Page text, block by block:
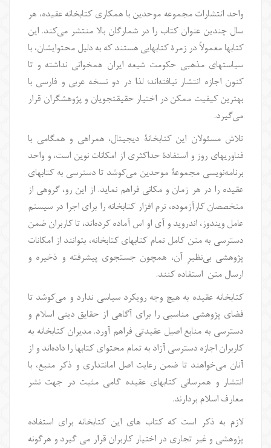
واحد انتشارات مجموعه موحدین با همکاری کتابخانه عقیده، هر
سال چندین عنوان کتاب را در شمارگان بالا منتشر می‌کند. این
کتابها معمولاً در زمرۀ کتابهایی هستند که به دلیل محتوایشان، با
سیاستهای مذهبی حکومت شیعه ایران همخوانی نداشته و تا
کنون اجازه انتشار نیافته‌اند؛ لذا در دو نسخه عربی و فارسی با
بهترین کیفیت ممکن در اختیار حقیقتجویان و پژوهشگران قرار
می‌گیرد.
تلاش مسئولان این کتابخانۀ دیجیتال، همراهی و همگامی با
فناوریهای روز و استفادۀ حداکثری از امکانات نوین است، و واحد
برنامه‌نویسی مجموعۀ موحدین می‌کوشد تا دسترسی به کتابهای
عقیده را در هر زمان و مکانی فراهم نماید. از این رو، گروهی از
متخصصان کارآزموده، نرم افزار کتابخانه را برای اجرا در سیستم
عامل ویندوز، اندروید و آی او اس آماده کرده‌اند، تا کاربران ضمن
دسترسی به متن کامل تمام کتابهای کتابخانه، بتوانند از امکانات
پژوهشی بی‌نظیرِ آن، همچون جستجوی پیشرفته و ذخیره و
ارسال متن استفاده کنند.
کتابخانه عقیده به هیچ وجه رویکرد سیاسی ندارد و می‌کوشد تا
فضای پژوهشی مناسبی را برای آگاهی از حقایق دینی اسلام و
دسترسی به منابع اصیل عقیدتی فراهم آورد. مدیران کتابخانه به
کاربران اجازه دسترسی آزاد به تمام محتوای کتابها را داده‌اند و از
آنان می‌خواهند تا ضمن رعایت اصل امانتداری و ذکر منبع، با
انتشار و همرسانی کتابهای عقیده گامی مثبت در جهت نشر
معارف اسلام بردارند.
لازم به ذکر است که کتاب های این کتابخانه برای استفاده
پژوهشی و غیر تجاری در اختیار کاربران قرار می گیرد و هرگونه